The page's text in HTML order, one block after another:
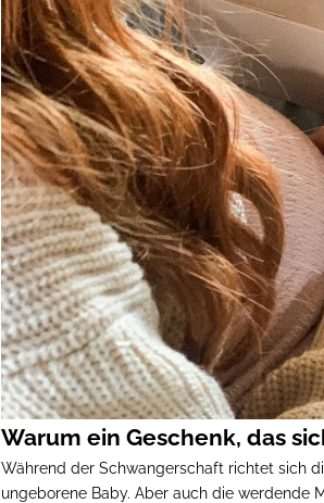
Warum ein Geschenk, das
Während der Schwangerschaft richtet sich
ungeborene Baby. Aber auch die werdende